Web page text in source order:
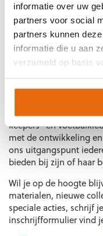
informatie over uw
partners voor social
partners kunnen
informatie die u aan
verzameld op basis
Wie zijn wij?
gebied van voetbal,
keeper. Wij bieden
keepers- en
met de ontwikkeling
ons uitgangspunt
bieden bij zijn of haar
Wil je op de hoogte
materialen, nieuwe
speciale acties, schrijf
inschrijfformulier vind